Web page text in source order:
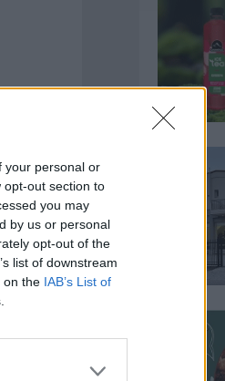
your personal or
opt-out section to
you may
by us or personal
opt-out of the
list of downstream
on the IAB’s List of